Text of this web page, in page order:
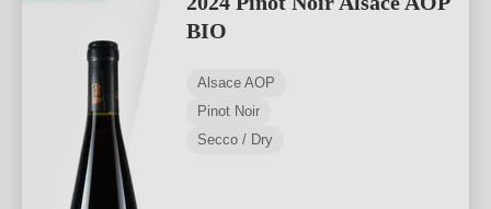
BIO
Alsace AOP
Pinot Noir
Secco / Dry